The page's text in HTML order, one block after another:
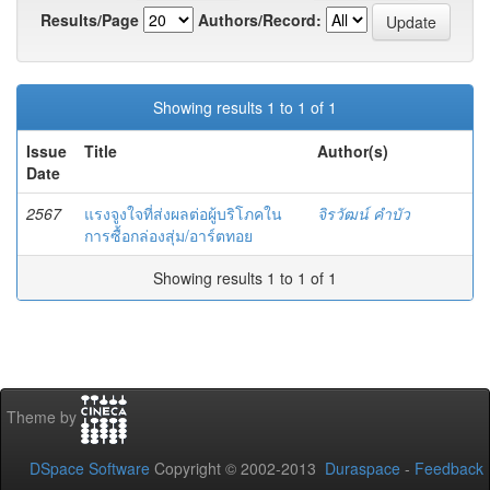
Results/Page
Authors/Record:
Showing results 1 to 1 of 1
Issue
Date
Title Author(s)
2567
แรงจูงใจที่ส่งผลต่อผู้บริโภคใน
การซื้อกล่องสุ่ม/อาร์ตทอย
จิรวัฒน์ คำบัว
Showing results 1 to 1 of 1
Theme by
DSpace Software Copyright © 2002-2013 Duraspace - Feedback